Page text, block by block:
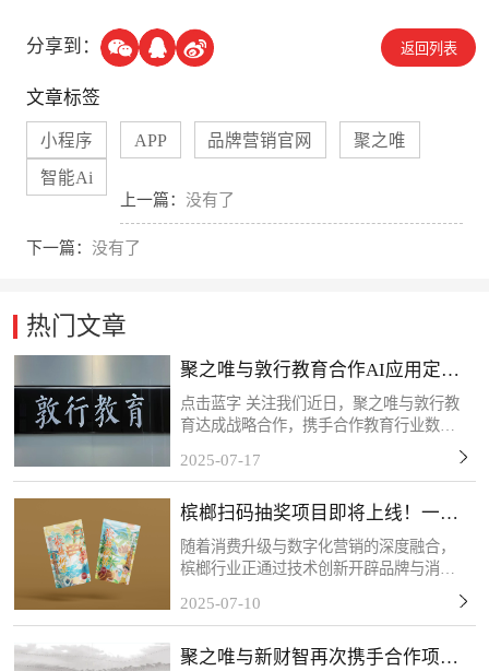
分享到： 返回列表
文章标签
小程序 APP 品牌营销官网 聚之唯
智能Ai
上一篇： 没有了
下一篇： 没有了
热门文章
聚之唯与敦行教育合作AI应用定制
开发项目
点击蓝字 关注我们近日，聚之唯与敦行教
育达成战略合作，携手合作教育行业数字
目。此次应用系统的开发主要为敦行教育
撑。感谢客户的信任和...
2025-07-17
槟榔扫码抽奖项目即将上线！一物
一码，精准触达！
随着消费升级与数字化营销的深度融合，
槟榔行业正通过技术创新开辟品牌与消费
目将于近期上线，该活动以“一物一码”技
码，消费者扫码后可...
2025-07-10
聚之唯与新财智再次携手合作项目